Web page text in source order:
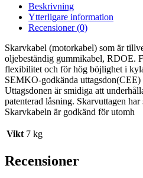
IP44
mängd
Beskrivning
Ytterligare information
Recensioner (0)
Skarvkabel (motorkabel) som är
oljebeständig gummikabel, RDOE.
flexibilitet och för hög böjlighet i
SEMKO-godkända
Uttagsdonen är smidiga att
patenterad låsning. Skarvuttagen
Skarvkabeln är godkänd för utomh
Vikt 7 kg
Recensioner